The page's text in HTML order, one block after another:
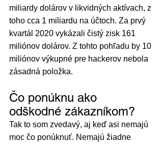
miliardy dolárov v likvidných aktívach, z
toho cca 1 miliardu na účtoch. Za prvý
kvartál 2020 vykázali čistý zisk 161
miliónov dolárov. Z tohto pohľadu by 10
miliónov výkupné pre hackerov nebola
zásadná položka.
Čo ponúknu ako
odškodné zákazníkom?
Tak to som zvedavý, aj keď asi nemajú
moc čo ponúknuť. Nemajú žiadne